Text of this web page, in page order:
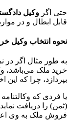
حتی اگر وکیل
قابل ابطال و در
نحوه انتخاب وکیل
به طور مثال اگر در
خرید ملک می‌باشد،
بپردازد، چرا که این
یا فردی که
(ثمن) را دریافت
فروش ملک به وی